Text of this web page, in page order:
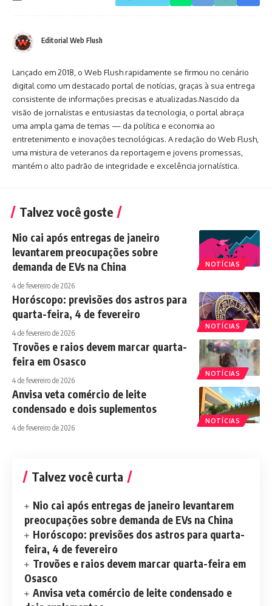
Editorial Web Flush
Lançado em 2018, o Web Flush rapidamente se firmou no cenário
digital como um destacado portal de notícias, graças à sua entrega
consistente de informações precisas e atualizadas.Nascido da
visão de jornalistas e entusiastas da tecnologia, o portal abraça
uma ampla gama de temas — da política e economia ao
entretenimento e inovações tecnológicas. A redação do Web Flush,
uma mistura de veteranos da reportagem e jovens promessas,
mantém o alto padrão de integridade e excelência jornalística.
Talvez você goste
NOTÍCIAS
Nio cai após entregas de janeiro
levantarem preocupações sobre
demanda de EVs na China
4 de fevereiro de 2026
NOTÍCIAS
Horóscopo: previsões dos astros para
quarta-feira, 4 de fevereiro
4 de fevereiro de 2026
NOTÍCIAS
Trovões e raios devem marcar quarta-
feira em Osasco
4 de fevereiro de 2026
NOTÍCIAS
Anvisa veta comércio de leite
condensado e dois suplementos
4 de fevereiro de 2026
Talvez você curta
Nio cai após entregas de janeiro levantarem
preocupações sobre demanda de EVs na China
Horóscopo: previsões dos astros para quarta-
feira, 4 de fevereiro
Trovões e raios devem marcar quarta-feira em
Osasco
Anvisa veta comércio de leite condensado e